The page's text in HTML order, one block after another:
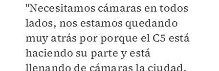
"Necesitamos cámaras en todos
lados, nos estamos quedando
muy atrás por porque el C5 está
haciendo su parte y está
llenando de cámaras la ciudad,